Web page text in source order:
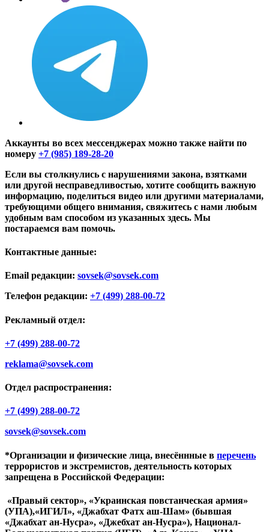
Аккаунты во всех мессенджерах можно также найти по
номеру +7 (985) 189-28-20
Если вы столкнулись с нарушениями закона, взятками
или другой несправедливостью, хотите сообщить важную
информацию, поделиться видео или другими материалами,
требующими общего внимания, свяжитесь с нами любым
удобным вам способом из указанных здесь. Мы
постараемся вам помочь.
Контактные данные:
Email редакции: sovsek@sovsek.com
Телефон редакции: +7 (499) 288-00-72
Рекламный отдел:
+7 (499) 288-00-72
reklama@sovsek.com
Отдел распространения:
+7 (499) 288-00-72
sovsek@sovsek.com
*Организации и физические лица, внесённные в перечень
террористов и экстремистов, деятельность которых
запрещена в Российской Федерации:
«Правый сектор», «Украинская повстанческая армия»
(УПА),«ИГИЛ», «Джабхат Фатх аш-Шам» (бывшая
«Джабхат ан-Нусра», «Джебхат ан-Нусра»), Национал-